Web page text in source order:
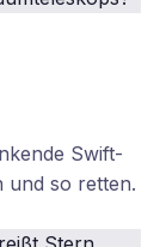
Swift-
und so retten.